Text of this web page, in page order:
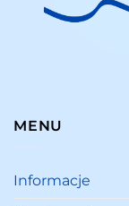
MENU
Informacje